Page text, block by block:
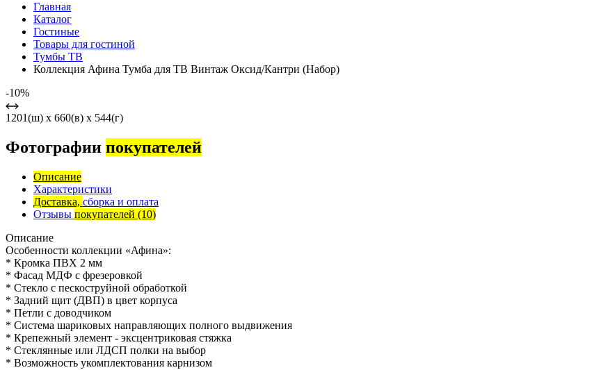
Главная
Каталог
Гостиные
Товары для гостиной
Тумбы ТВ
Коллекция Афина Тумба для ТВ Винтаж Оксид/Кантри (Набор)
-10%
1201(ш) x 660(в) x 544(г)
Фотографии покупателей
Описание
Характеристики
Доставка, сборка и оплата
Отзывы покупателей (10)
Описание
Особенности коллекции «Афина»:
* Кромка ПВХ 2 мм
* Фасад МДФ с фрезеровкой
* Стекло с пескоструйной обработкой
* Задний щит (ДВП) в цвет корпуса
* Петли с доводчиком
* Система шариковых направляющих полного выдвижения
* Крепежный элемент - эксцентриковая стяжка
* Стеклянные или ЛДСП полки на выбор
* Возможность укомплектования карнизом